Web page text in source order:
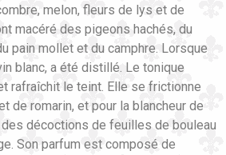
melon, fleurs de lys et de
macéré des pigeons hachés, du
pain mollet et du camphre. Lorsque
blanc, a été distillé. Le tonique
rafraîchit le teint. Elle se frictionne
de romarin, et pour la blancheur de
décoctions de feuilles de bouleau
Son parfum est composé de